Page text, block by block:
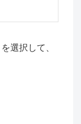
選択して、